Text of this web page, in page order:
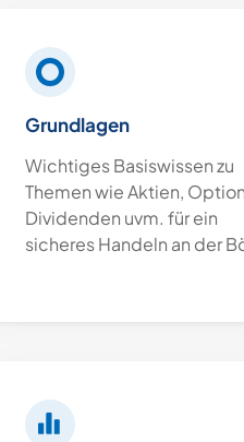
Grundlagen
Wichtiges Basiswissen zu
Themen wie Aktien,
Dividenden uvm. für ein
sicheres Handeln an der